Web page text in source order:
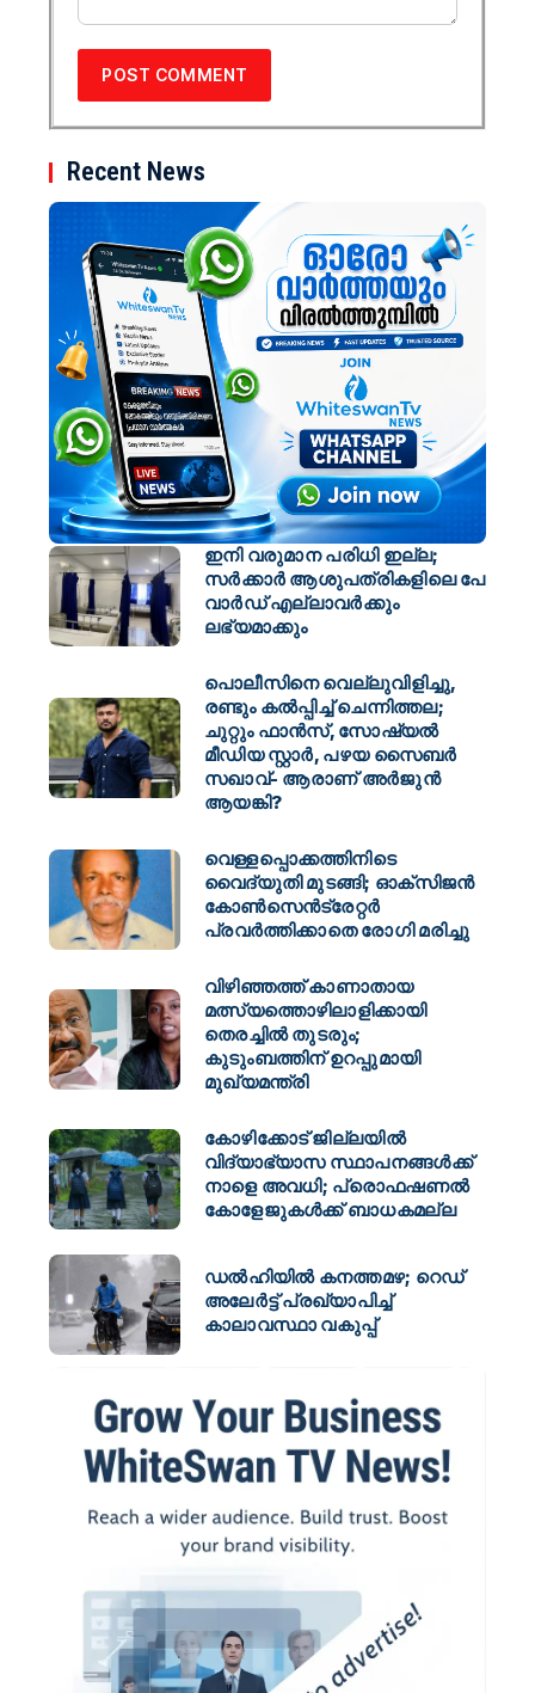
Recent News
ഇനി വരുമാന പരിധി ഇല്ല;
സര്‍ക്കാര്‍ ആശുപത്രികളിലെ പേ
വാര്‍ഡ് എല്ലാവര്‍ക്കും
ലഭ്യമാക്കും
പൊലീസിനെ വെല്ലുവിളിച്ചു,
രണ്ടും കൽപ്പിച്ച് ചെന്നിത്തല;
ചുറ്റും ഫാൻസ്, സോഷ്യൽ
മീഡിയ സ്റ്റാർ, പഴയ സൈബർ
സഖാവ്- ആരാണ് അർജുൻ
ആയങ്കി?
വെള്ളപ്പൊക്കത്തിനിടെ
വൈദ്യുതി മുടങ്ങി; ഓക്സിജൻ
കോൺസെൻട്രേറ്റർ
പ്രവർത്തിക്കാതെ രോഗി മരിച്ചു
വിഴിഞ്ഞത്ത് കാണാതായ
മത്സ്യത്തൊഴിലാളിക്കായി
തെരച്ചിൽ തുടരും;
കുടുംബത്തിന് ഉറപ്പുമായി
മുഖ്യമന്ത്രി
കോഴിക്കോട് ജില്ലയിൽ
വിദ്യാഭ്യാസ സ്ഥാപനങ്ങൾക്ക്
നാളെ അവധി; പ്രൊഫഷണൽ
കോളേജുകൾക്ക് ബാധകമല്ല
ഡല്‍ഹിയില്‍ കനത്തമഴ; റെഡ്
അലേര്‍ട്ട് പ്രഖ്യാപിച്ച്
കാലാവസ്ഥാ വകുപ്പ്